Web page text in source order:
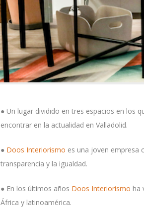
● Un lugar dividido en tres espacios en los
encontrar en la actualidad en Valladolid.
● Doos Interiorismo es una joven empresa
transparencia y la igualdad.
● En los últimos años Doos Interiorismo ha
África y latinoamérica.